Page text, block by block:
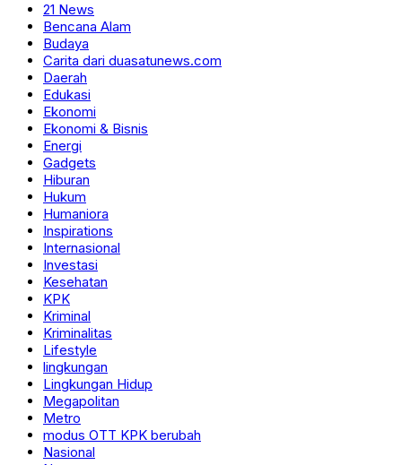
21 News
Bencana Alam
Budaya
Carita dari duasatunews.com
Daerah
Edukasi
Ekonomi
Ekonomi & Bisnis
Energi
Gadgets
Hiburan
Hukum
Humaniora
Inspirations
Internasional
Investasi
Kesehatan
KPK
Kriminal
Kriminalitas
Lifestyle
lingkungan
Lingkungan Hidup
Megapolitan
Metro
modus OTT KPK berubah
Nasional